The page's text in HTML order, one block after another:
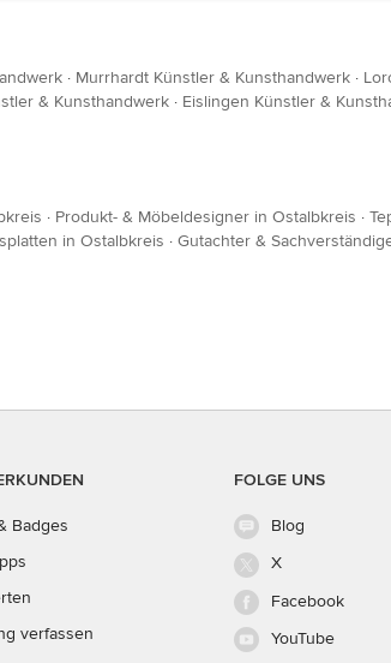
· Murrhardt Künstler & Kunsthandwerk ·
& Kunsthandwerk · Eislingen Künstler &
· Produkt- & Möbeldesigner in Ostalbkreis ·
in Ostalbkreis · Gutachter &
Badges
verfassen
FOLGE UNS
Blog
X
Facebook
YouTube